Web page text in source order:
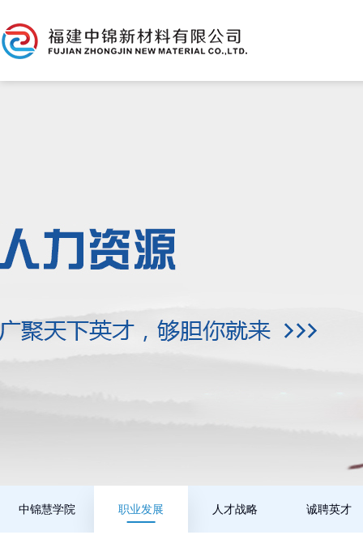
中锦慧学院 职业发展 人才战略 诚聘英才